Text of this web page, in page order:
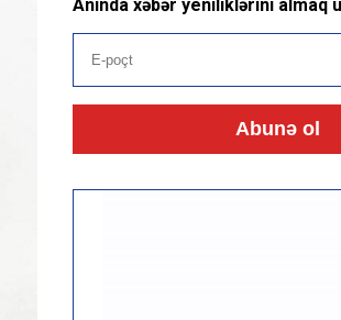
Anında xəbər yeniliklərini almaq
Abunə ol